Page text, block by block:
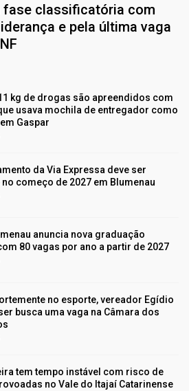
fase classificatória com
e pela última vaga
kg de drogas são apreendidos com
usava mochila de entregador como
Gaspar
da Via Expressa deve ser
começo de 2027 em Blumenau
anuncia nova graduação
80 vagas por ano a partir de 2027
no esporte, vereador Egídio
busca uma vaga na Câmara dos
tem tempo instável com risco de
no Vale do Itajaí Catarinense